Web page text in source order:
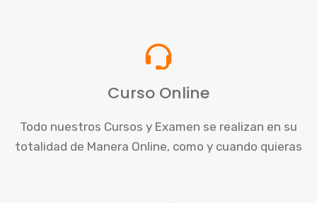
Curso Online
Todo nuestros Cursos y Examen se realizan en su
totalidad de Manera Online, como y cuando quieras